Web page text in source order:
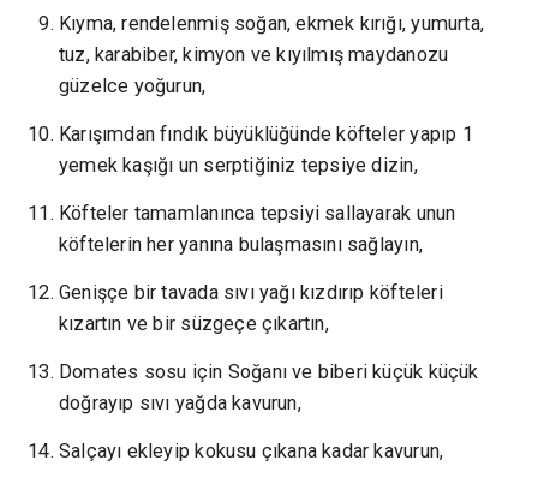
Kıyma, rendelenmiş soğan, ekmek kırığı, yumurta,
tuz, karabiber, kimyon ve kıyılmış maydanozu
güzelce yoğurun,
Karışımdan fındık büyüklüğünde köfteler yapıp 1
yemek kaşığı un serptiğiniz tepsiye dizin,
Köfteler tamamlanınca tepsiyi sallayarak unun
köftelerin her yanına bulaşmasını sağlayın,
Genişçe bir tavada sıvı yağı kızdırıp köfteleri
kızartın ve bir süzgeçe çıkartın,
Domates sosu için Soğanı ve biberi küçük küçük
doğrayıp sıvı yağda kavurun,
Salçayı ekleyip kokusu çıkana kadar kavurun,